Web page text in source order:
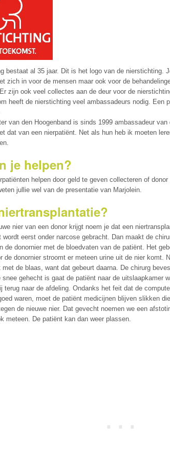
bestaat al 35 jaar. Dit is het logo van de nierstichting.
zich in voor de mensen maar ook voor de
zijn ook veel collectes aan de deur voor de
heeft de nierstichting veel ambassadeurs nodig. Een
van den Hoogenband is sinds 1999 ambassadeur
dat van een nierpatiënt. Net als hun heb ik moeten
je helpen?
helpen door geld te geven collecteren of
jullie wel van de presentatie van Marjolein.
nier van een donor krijgt noem je dat een
wordt eerst onder narcose gebracht. Dan maakt de
de donornier met de bloedvaten van de patiënt. Het
de donornier stroomt er meteen urine uit de nier komt.
met de blaas, want dat gebeurt daarna. De chirurg
snee gehecht is gaat de patiënt naar de uitslaapkamer
terug naar de afdeling. Ondanks het feit dat de
waren, moet de patiënt medicijnen blijven slikken
de nieuwe nier. Dat gevecht noemen we een
meteen. De patiënt kan dan weer plassen.